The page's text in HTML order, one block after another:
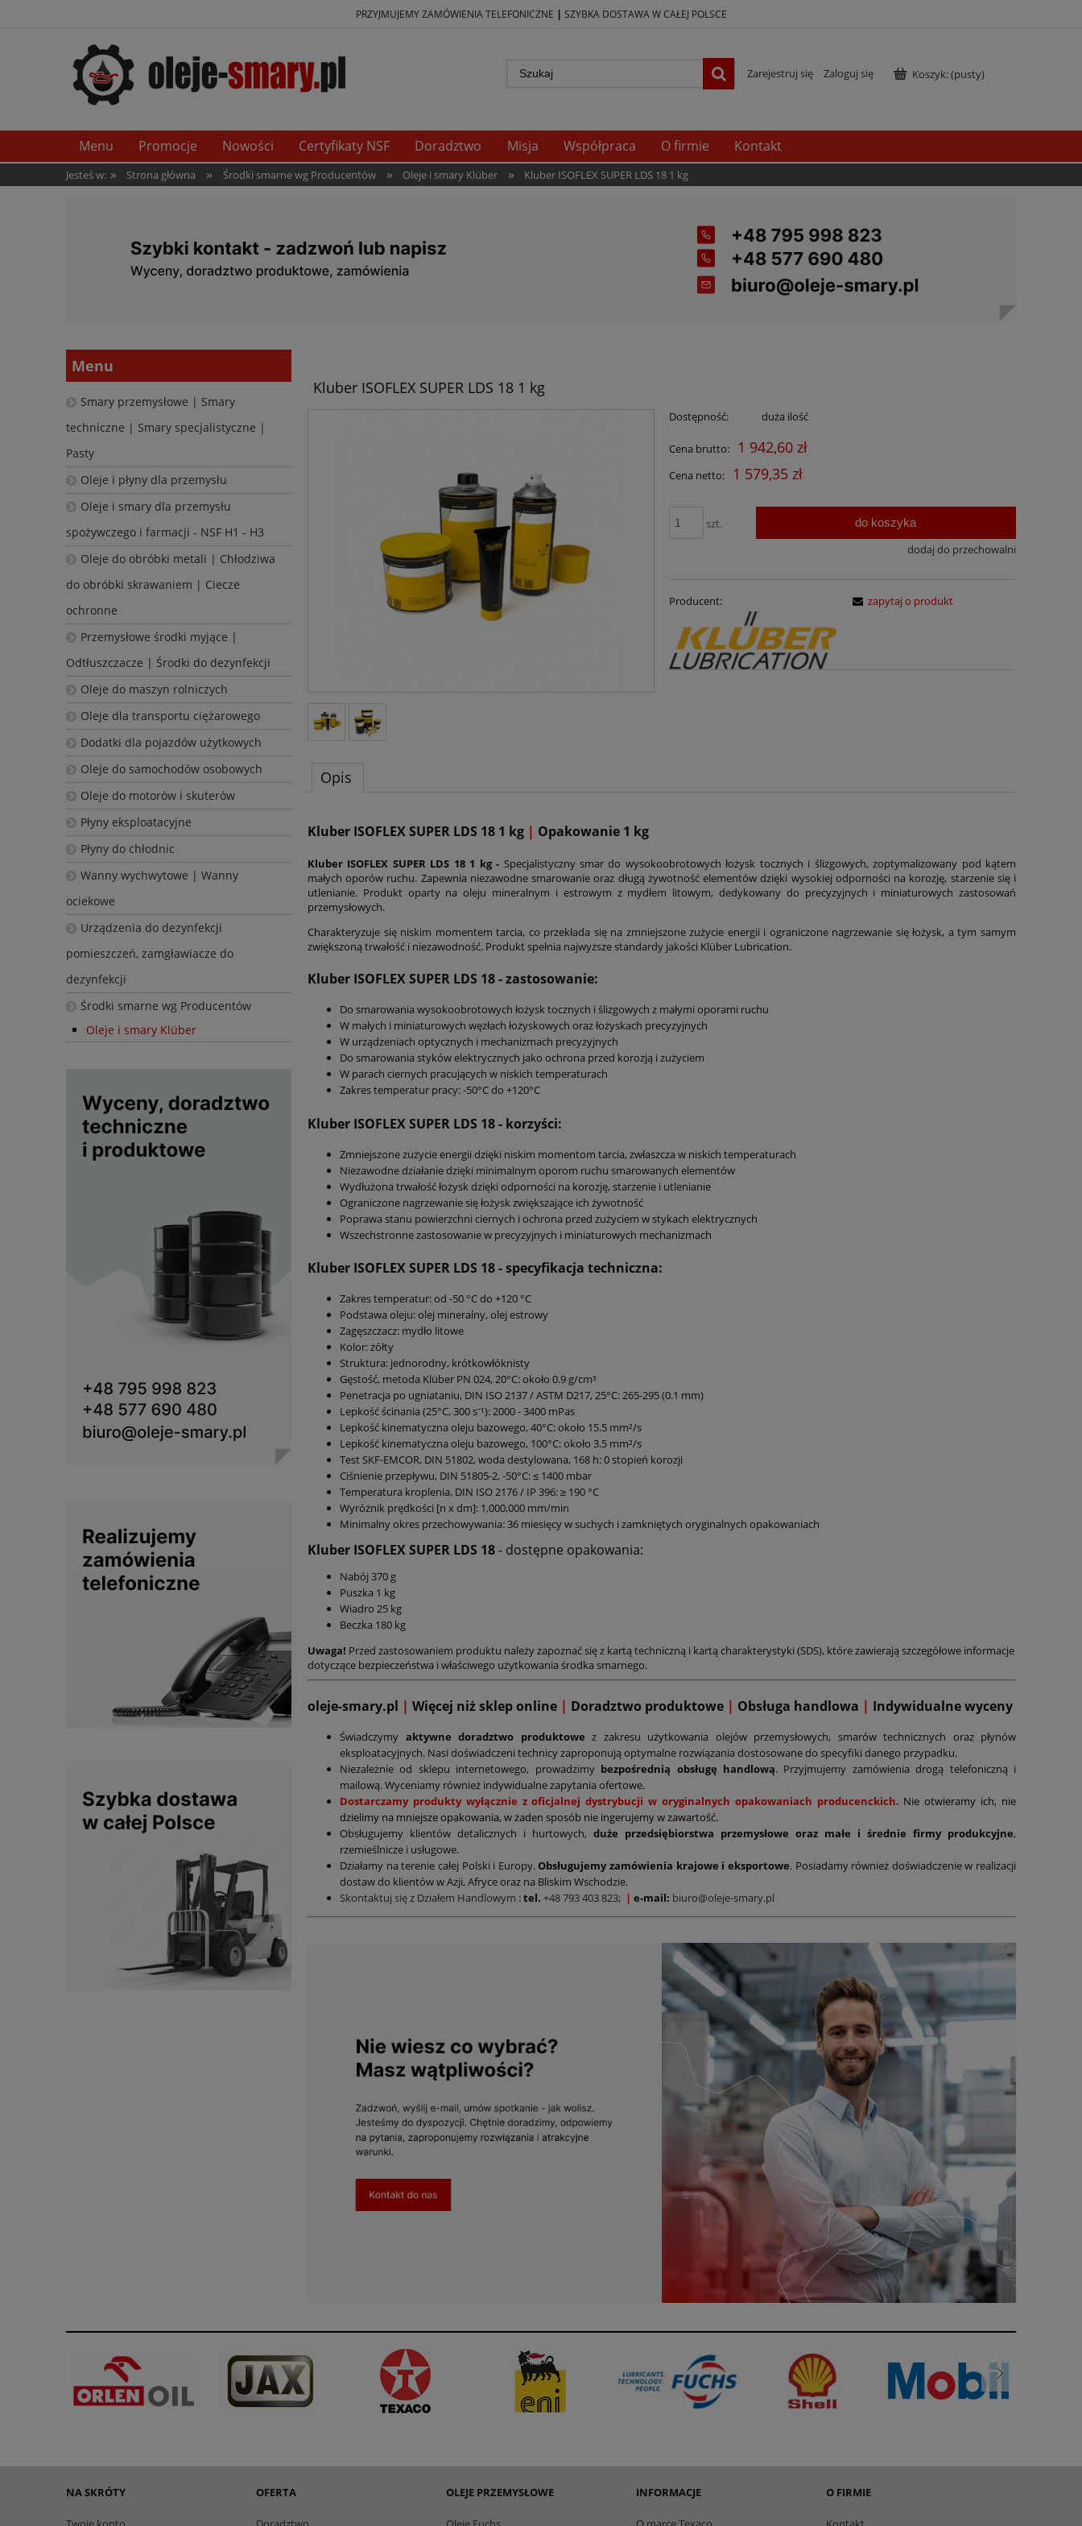
PRZYJMUJEMY ZAMÓWIENIA TELEFONICZNE | SZYBKA DOSTAWA W CAŁEJ POLSCE
Koszyk:(pusty)
Zarejestruj się Zaloguj się
Menu Promocje Nowości Certyfikaty NSF Doradztwo Misja Współpraca O firmie Kontakt
Jesteś w: » Strona główna » Środki smarne wg Producentów » Oleje i smary Klüber » Kluber ISOFLEX SUPER LDS 18 1 kg
Menu
Smary przemysłowe | Smary
techniczne | Smary specjalistyczne |
Pasty
Oleje i płyny dla przemysłu
Oleje i smary dla przemysłu
spożywczego i farmacji - NSF H1 - H3
Oleje do obróbki metali | Chłodziwa
do obróbki skrawaniem | Ciecze
ochronne
Przemysłowe środki myjące |
Odtłuszczacze | Środki do dezynfekcji
Oleje do maszyn rolniczych
Oleje dla transportu ciężarowego
Dodatki dla pojazdów użytkowych
Oleje do samochodów osobowych
Oleje do motorów i skuterów
Płyny eksploatacyjne
Płyny do chłodnic
Wanny wychwytowe | Wanny
ociekowe
Urządzenia do dezynfekcji
pomieszczeń, zamgławiacze do
dezynfekcji
Środki smarne wg Producentów
Oleje i smary Klüber
Kluber ISOFLEX SUPER LDS 18 1 kg
Dostępność: duża ilość
Cena brutto: 1 942,60 zł
Cena netto: 1 579,35 zł
szt. do koszyka
dodaj do przechowalni
Producent: zapytaj o produkt
Opis
Kluber ISOFLEX SUPER LDS 18 1 kg | Opakowanie 1 kg
Kluber ISOFLEX SUPER LDS 18 1 kg - Specjalistyczny smar do wysokoobrotowych łożysk tocznych i ślizgowych, zoptymalizowany pod kątem
małych oporów ruchu. Zapewnia niezawodne smarowanie oraz długą żywotność elementów dzięki wysokiej odporności na korozję, starzenie się i
utlenianie. Produkt oparty na oleju mineralnym i estrowym z mydłem litowym, dedykowany do precyzyjnych i miniaturowych zastosowań
przemysłowych.
Charakteryzuje się niskim momentem tarcia, co przekłada się na zmniejszone zużycie energii i ograniczone nagrzewanie się łożysk, a tym samym
zwiększoną trwałość i niezawodność. Produkt spełnia najwyższe standardy jakości Klüber Lubrication.
Kluber ISOFLEX SUPER LDS 18- zastosowanie:
Do smarowania wysokoobrotowych łożysk tocznych i ślizgowych z małymi oporami ruchu
W małych i miniaturowych węzłach łożyskowych oraz łożyskach precyzyjnych
W urządzeniach optycznych i mechanizmach precyzyjnych
Do smarowania styków elektrycznych jako ochrona przed korozją i zużyciem
W parach ciernych pracujących w niskich temperaturach
Zakres temperatur pracy: -50°C do +120°C
Kluber ISOFLEX SUPER LDS 18- korzyści:
Zmniejszone zużycie energii dzięki niskim momentom tarcia, zwłaszcza w niskich temperaturach
Niezawodne działanie dzięki minimalnym oporom ruchu smarowanych elementów
Wydłużona trwałość łożysk dzięki odporności na korozję, starzenie i utlenianie
Ograniczone nagrzewanie się łożysk zwiększające ich żywotność
Poprawa stanu powierzchni ciernych i ochrona przed zużyciem w stykach elektrycznych
Wszechstronne zastosowanie w precyzyjnych i miniaturowych mechanizmach
Kluber ISOFLEX SUPER LDS 18- specyfikacja techniczna:
Zakres temperatur: od -50 °C do +120 °C
Podstawa oleju: olej mineralny, olej estrowy
Zagęszczacz: mydło litowe
Kolor: żółty
Struktura: jednorodny, krótkowłóknisty
Gęstość, metoda Klüber PN 024, 20°C: około 0.9 g/cm³
Penetracja po ugniataniu, DIN ISO 2137 / ASTM D217, 25°C: 265-295 (0.1 mm)
Lepkość ścinania (25°C, 300 s⁻¹): 2000 - 3400 mPas
Lepkość kinematyczna oleju bazowego, 40°C: około 15.5 mm²/s
Lepkość kinematyczna oleju bazowego, 100°C: około 3.5 mm²/s
Test SKF-EMCOR, DIN 51802, woda destylowana, 168 h: 0 stopień korozji
Ciśnienie przepływu, DIN 51805-2, -50°C: ≤ 1400 mbar
Temperatura kroplenia, DIN ISO 2176 / IP 396: ≥ 190 °C
Wyróżnik prędkości [n x dm]: 1,000,000 mm/min
Minimalny okres przechowywania: 36 miesięcy w suchych i zamkniętych oryginalnych opakowaniach
Kluber ISOFLEX SUPER LDS 18- dostępne opakowania:
Nabój 370 g
Puszka 1 kg
Wiadro 25 kg
Beczka 180 kg
Uwaga! Przed zastosowaniem produktu należy zapoznać się z kartą techniczną i kartą charakterystyki (SDS), które zawierają szczegółowe informacje
dotyczące bezpieczeństwa i właściwego użytkowania środka smarnego.
oleje-smary.pl | Więcej niż sklep online | Doradztwo produktowe | Obsługa handlowa | Indywidualne wyceny
Świadczymy aktywne doradztwo produktowe z zakresu użytkowania olejów przemysłowych, smarów technicznych oraz płynów
eksploatacyjnych. Nasi doświadczeni technicy zaproponują optymalne rozwiązania dostosowane do specyfiki danego przypadku.
Niezależnie od sklepu internetowego, prowadzimy bezpośrednią obsługę handlową. Przyjmujemy zamówienia drogą telefoniczną i
mailową. Wyceniamy również indywidualne zapytania ofertowe.
Dostarczamy produkty wyłącznie z oficjalnej dystrybucji w oryginalnych opakowaniach producenckich. Nie otwieramy ich, nie
dzielimy na mniejsze opakowania, w żaden sposób nie ingerujemy w zawartość.
Obsługujemy klientów detalicznych i hurtowych, duże przedsiębiorstwa przemysłowe oraz małe i średnie firmy produkcyjne,
rzemieślnicze i usługowe.
Działamy na terenie całej Polski i Europy.Obsługujemy zamówienia krajowe i eksportowe. Posiadamy również doświadczenie w realizacji
dostaw do klientów w Azji, Afryce oraz na Bliskim Wschodzie.
Skontaktuj się z Działem Handlowym :tel. +48 793 403 823; | e-mail: biuro@oleje-smary.pl
NA SKRÓTY OFERTA OLEJE PRZEMYSŁOWE INFORMACJE O FIRMIE